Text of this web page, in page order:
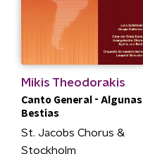
Mikis Theodorakis
Canto General - Algunas
Bestias
St. Jacobs Chorus &
Stockholm